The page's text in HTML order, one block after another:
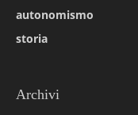
autonomismo
storia
Archivi